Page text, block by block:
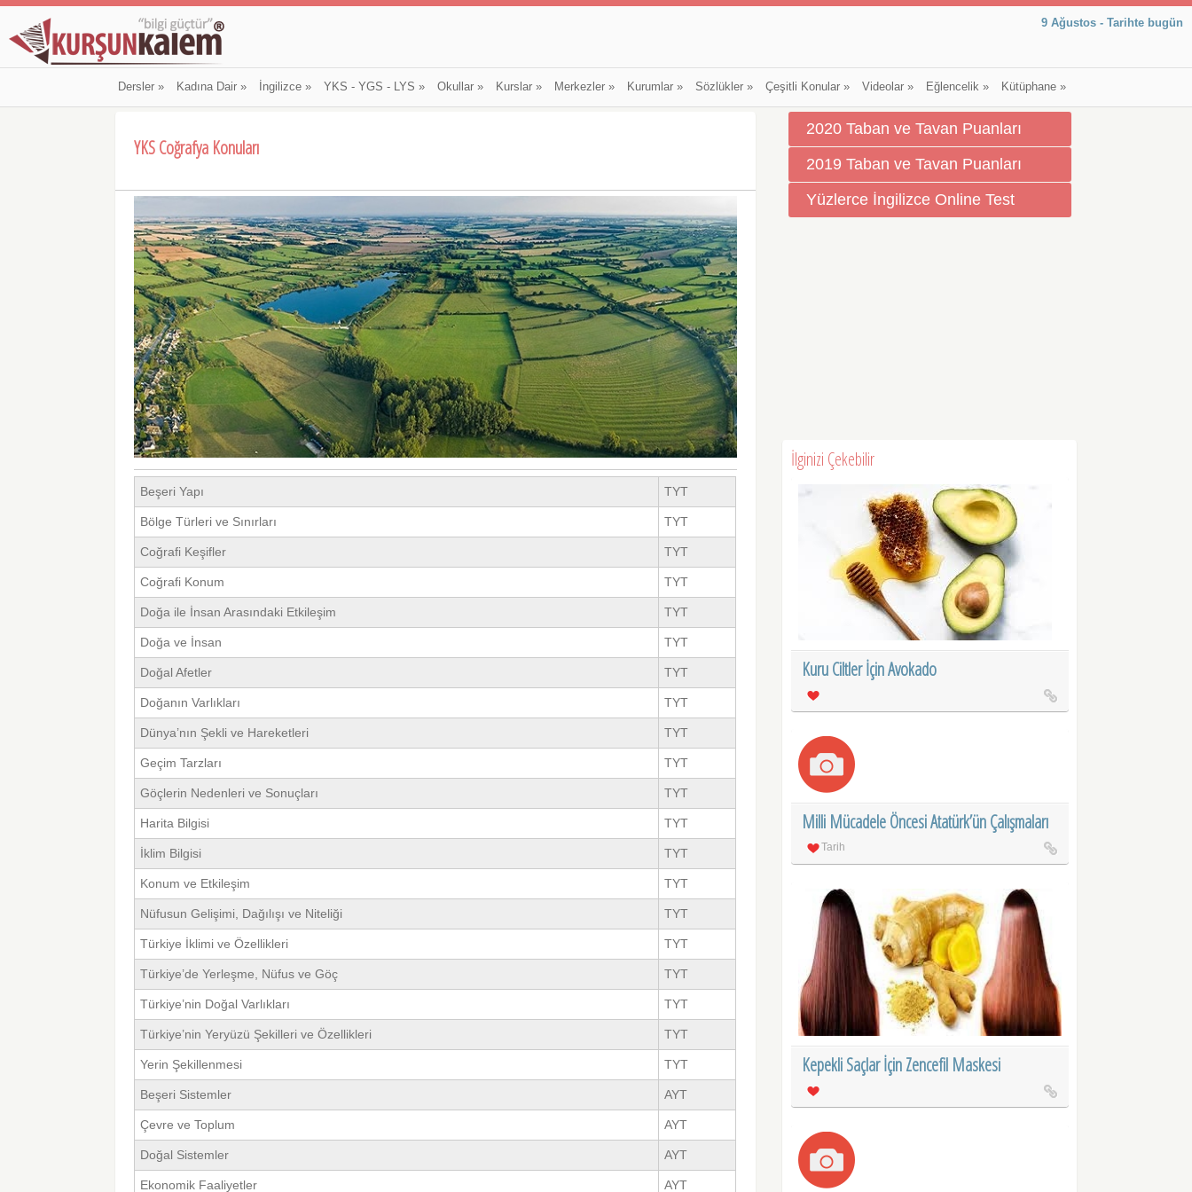
9 Ağustos - Tarihte bugün
Dersler» Kadına Dair» İngilizce» YKS - YGS - LYS » Okullar» Kurslar» Merkezler» Kurumlar» Sözlükler» Çeşitli Konular» Videolar» Eğlencelik» Kütüphane»
YKS Coğrafya Konuları
Beşeri Yapı TYT
Bölge Türleri ve Sınırları TYT
Coğrafi Keşifler TYT
Coğrafi Konum TYT
Doğa ile İnsan Arasındaki Etkileşim TYT
Doğa ve İnsan TYT
Doğal Afetler TYT
Doğanın Varlıkları TYT
Dünya’nın Şekli ve Hareketleri TYT
Geçim Tarzları TYT
Göçlerin Nedenleri ve Sonuçları TYT
Harita Bilgisi TYT
İklim Bilgisi TYT
Konum ve Etkileşim TYT
Nüfusun Gelişimi, Dağılışı ve Niteliği TYT
Türkiye İklimi ve Özellikleri TYT
Türkiye’de Yerleşme, Nüfus ve Göç TYT
Türkiye’nin Doğal Varlıkları TYT
Türkiye’nin Yeryüzü Şekilleri ve Özellikleri TYT
Yerin Şekillenmesi TYT
Beşeri Sistemler AYT
Çevre ve Toplum AYT
Doğal Sistemler AYT
Ekonomik Faaliyetler AYT
2020 Taban ve Tavan Puanları
2019 Taban ve Tavan Puanları
Yüzlerce İngilizce Online Test
İlginizi Çekebilir
Kuru Ciltler İçin Avokado
Milli Mücadele Öncesi Atatürk’ün Çalışmaları
Tarih
Kepekli Saçlar İçin Zencefil Maskesi